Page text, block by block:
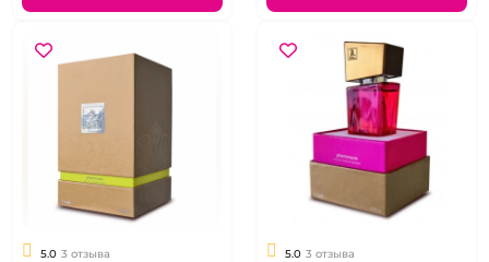
5.0 3 отзыва 5.0 3 отзыва